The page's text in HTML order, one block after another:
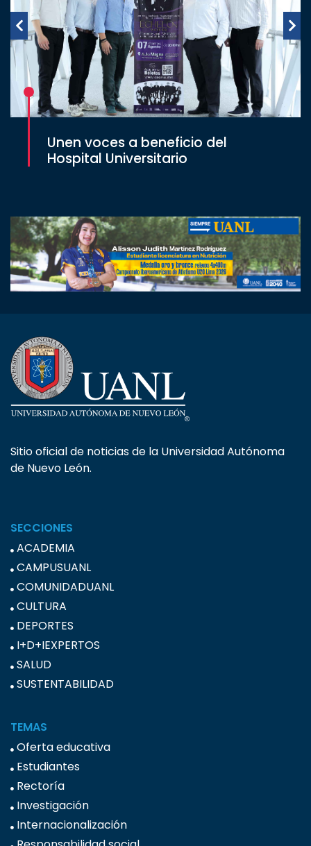
Unen voces a beneficio del
Hospital Universitario
Sitio oficial de noticias de la Universidad Autónoma
de Nuevo León.
SECCIONES
ACADEMIA
CAMPUSUANL
COMUNIDADUANL
CULTURA
DEPORTES
I+D+IEXPERTOS
SALUD
SUSTENTABILIDAD
TEMAS
Oferta educativa
Estudiantes
Rectoría
Investigación
Internacionalización